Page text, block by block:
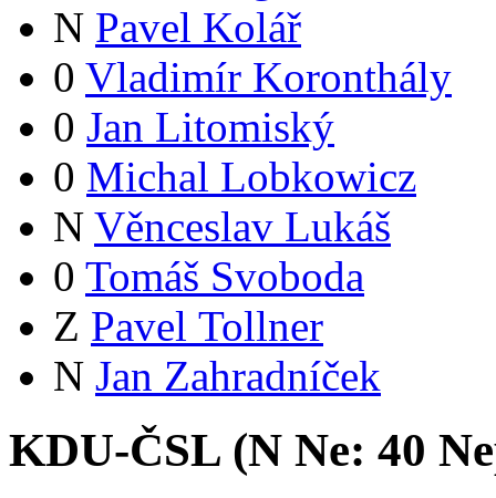
N Pavel Kolář
0 Vladimír Koronthály
0 Jan Litomiský
0 Michal Lobkowicz
N Věnceslav Lukáš
0 Tomáš Svoboda
Z Pavel Tollner
N Jan Zahradníček
KDU-ČSL (N Ne: 40